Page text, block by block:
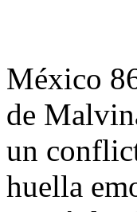
México
de
un
huella